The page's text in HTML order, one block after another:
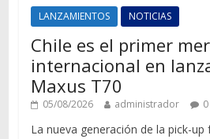
LANZAMIENTOS NOTICIAS
Chile es el primer
internacional en
Maxus T70
05/08/2026 administrador 0
La nueva generación de la pick-